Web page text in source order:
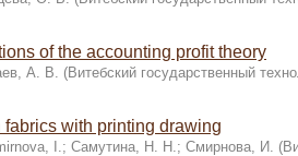
of the accounting profit theory
А. В. (Витебский государственный
fabrics with printing drawing
I.; Самутина, Н. Н.; Смирнова, И. (